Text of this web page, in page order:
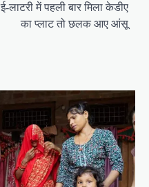
ई-लाटरी में पहली बार मिला केडीए
का प्लाट तो छलक आए आंसू